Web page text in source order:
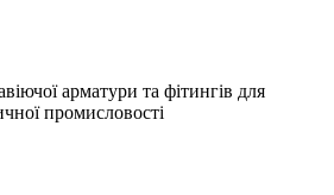
арматури та фітингів для
промисловості